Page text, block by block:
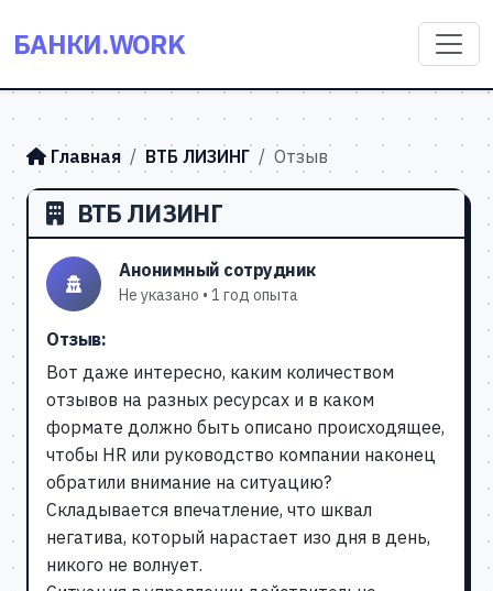
БАНКИ.WORK
Главная ВТБ ЛИЗИНГ Отзыв
ВТБ ЛИЗИНГ
Анонимный сотрудник
Не указано • 1 год опыта
Отзыв:
Вот даже интересно, каким количеством
отзывов на разных ресурсах и в каком
формате должно быть описано происходящее,
чтобы HR или руководство компании наконец
обратили внимание на ситуацию?
Складывается впечатление, что шквал
негатива, который нарастает изо дня в день,
никого не волнует.